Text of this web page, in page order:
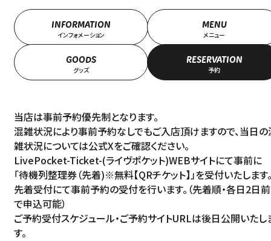
INFORMATION
インフォメーション
MENU
メニュー
GOODS
グッズ
RESERVATION
予約
当店は事前予約優先制となります。
混雑状況により事前予約なしでもご入店頂けますので、当日
雑状況については公式Xをご確認ください。
LivePocket-Ticket-(ライヴポケット)WEBサイトにて事前に
「待機列整理券（先着)※無料【QRチケット】」を受付いたします
先着受付にて事前予約の受付を行います。（先着順・各日2日
で申込可能）
ご予約受付スケジュール・ご予約サイトURLは後日公開いたし
す。